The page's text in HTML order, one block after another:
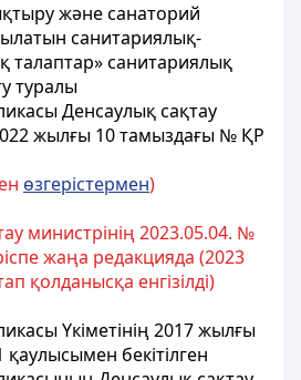
және санаторий
санитариялық-
талаптар» санитариялық
туралы
Денсаулық сақтау
жылғы 10 тамыздағы № ҚР
өзгерістермен)
министрінің 2023.05.04. №
жаңа редакцияда (2023
қолданысқа енгізілді)
Үкіметінің 2017 жылғы
бекітілген